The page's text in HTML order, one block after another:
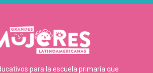
para la escuela primaria que